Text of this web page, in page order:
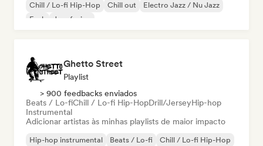
Chill / Lo-fi Hip-Hop
Chill out
Electro Jazz / Nu Jazz
Funk
Jazz fusion
Ghetto Street
Playlist
> 900 feedbacks enviados
Beats / Lo-fiChill / Lo-fi Hip-HopDrill/JerseyHip-hop
Instrumental
Adicionar artistas às minhas playlists de maior impacto
Hip-hop instrumental Beats / Lo-fi
Chill / Lo-fi Hip-Hop